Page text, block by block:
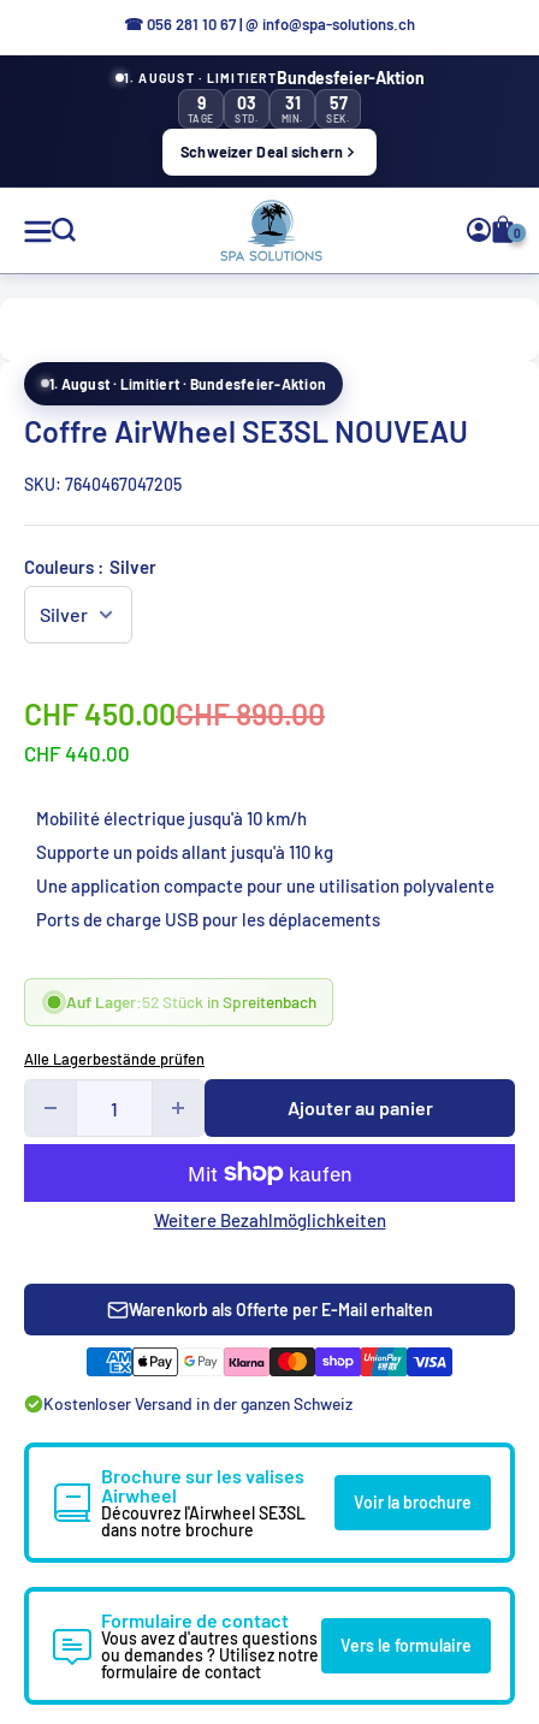
☎ 056 281 10 67|@ info@spa-solutions.ch
1. AUGUST · LIMITIERTBundesfeier-Aktion
9
TAGE
03
STD.
31
MIN.
55
SEK.
Schweizer Deal sichern
Solutions
de
0
1. August · Limitiert · Bundesfeier-Aktion
Coffre AirWheel SE3SL NOUVEAU
SKU: 7640467047205
Couleurs : Silver
Sonderpreis
CHF 450.00Normalpreis
CHF 890.00
CHF 440.00
Mobilité électrique jusqu'à 10 km/h
Supporte un poids allant jusqu'à 110 kg
Une application compacte pour une utilisation polyvalente
Ports de charge USB pour les déplacements
Auf Lager:52 Stück in Spreitenbach
Alle Lagerbestände prüfen
Ajouter au panier
Weitere Bezahlmöglichkeiten
Warenkorb als Offerte per E-Mail erhalten
Kostenloser Versand in der ganzen Schweiz
Brochure sur les valises
Airwheel
Découvrez l'Airwheel SE3SL
dans notre brochure
Voir la brochure
Formulaire de contact
Vous avez d'autres questions
ou demandes ? Utilisez notre
formulaire de contact
Vers le formulaire